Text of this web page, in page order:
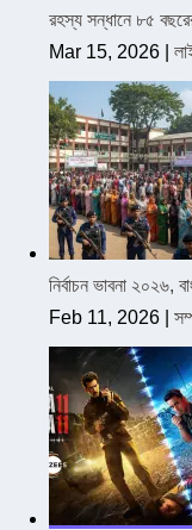
রহস্য সন্ধানে ৮৫
Mar 15, 2026|
নির্বাচন ভাবনা ২০২৬,
Feb 11, 2026|